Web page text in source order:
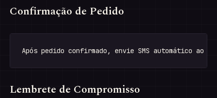
Confirmação de Pedido
Lembrete de Compromisso